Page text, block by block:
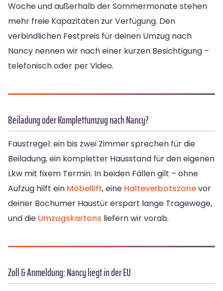
Woche und außerhalb der Sommermonate stehen
mehr freie Kapazitäten zur Verfügung. Den
verbindlichen Festpreis für deinen Umzug nach
Nancy nennen wir nach einer kurzen Besichtigung –
telefonisch oder per Video.
Beiladung oder Komplettumzug nach Nancy?
Faustregel: ein bis zwei Zimmer sprechen für die
Beiladung, ein kompletter Hausstand für den eigenen
Lkw mit fixem Termin. In beiden Fällen gilt – ohne
Aufzug hilft ein Möbellift, eine Halteverbotszonevor
deiner Bochumer Haustür erspart lange Tragewege,
und die Umzugskartons liefern wir vorab.
Zoll & Anmeldung: Nancy liegt in der EU